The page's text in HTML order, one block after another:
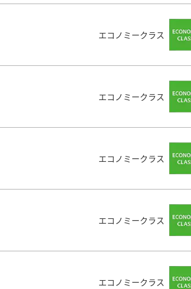
エコノミークラス
エコノミークラス
エコノミークラス
エコノミークラス
エコノミークラス